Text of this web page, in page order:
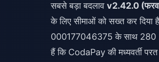
सबसे बड़ा बदलाव v2.42.0
के लिए सीमाओं को सख्त कर दिया
000177046375 के साथ 280
हैं कि CodaPay की मध्यवर्ती